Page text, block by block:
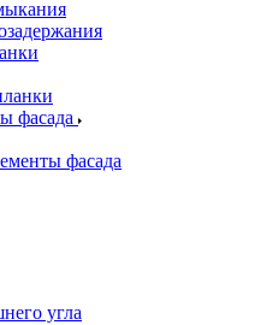
фасада
фасада
угла